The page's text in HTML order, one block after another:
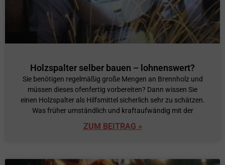
Holzspalter selber bauen – lohnenswert?
Sie benötigen regelmäßig große Mengen an Brennholz und
müssen dieses ofenfertig vorbereiten? Dann wissen Sie
einen Holzspalter als Hilfsmittel sicherlich sehr zu schätzen.
Was früher umständlich und kraftaufwändig mit der
ZUM BEITRAG »